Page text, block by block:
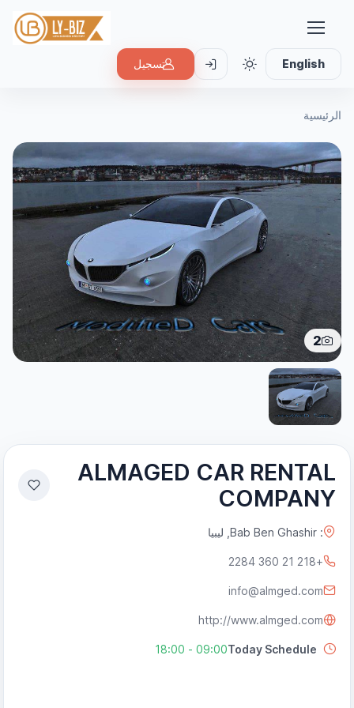
English تسجيل
الرئيسية
2
ALMAGED CAR RENTAL
COMPANY
: Bab Ben Ghashir, ليبيا
+218 21 360 2284
info@almged.com
http://www.almged.com
Today Schedule
09:00 - 18:00